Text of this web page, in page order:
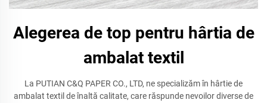
Alegerea de top pentru hârtia de
ambalat textil
La PUTIAN C&Q PAPER CO., LTD, ne specializăm în hârtie de
ambalat textil de înaltă calitate, care răspunde nevoilor diverse de